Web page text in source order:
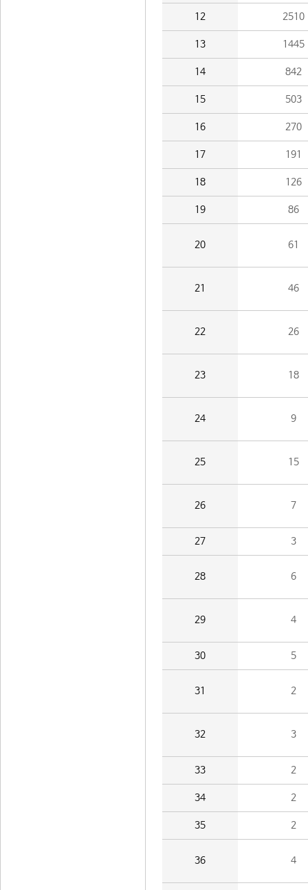
12 2510
13 1445
14 842
15 503
16 270
17 191
18 126
19 86
20 61
21 46
22 26
23 18
24 9
25 15
26 7
27 3
28 6
29 4
30 5
31 2
32 3
33 2
34 2
35 2
36 4